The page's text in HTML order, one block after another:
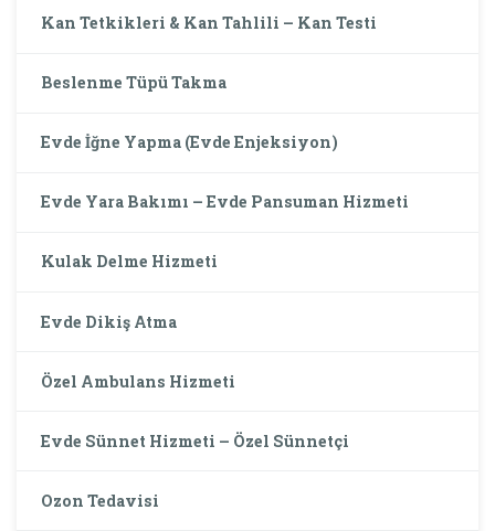
Kan Tetkikleri & Kan Tahlili – Kan Testi
Beslenme Tüpü Takma
Evde İğne Yapma (Evde Enjeksiyon)
Evde Yara Bakımı – Evde Pansuman Hizmeti
Kulak Delme Hizmeti
Evde Dikiş Atma
Özel Ambulans Hizmeti
Evde Sünnet Hizmeti – Özel Sünnetçi
Ozon Tedavisi